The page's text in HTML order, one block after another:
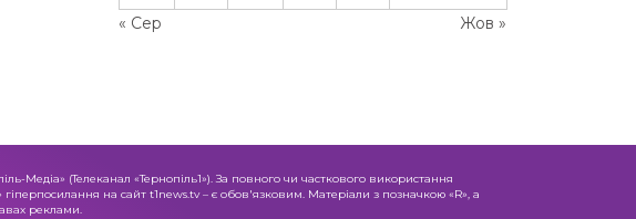
« Сер Жов »
Медіа» (Телеканал «Тернопіль1»). За повного чи часткового використання
на сайт t1news.tv – є обов'язковим. Матеріали з позначкою «R», а
реклами.